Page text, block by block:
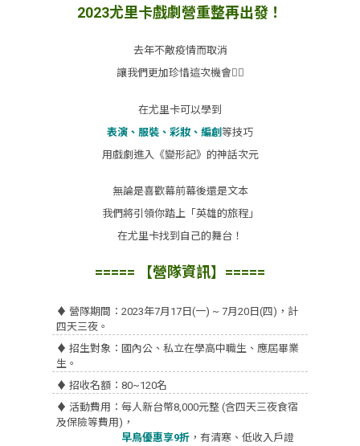
2023尤里卡戲劇營重整再出發！
去年不敵疫情而取消
讓我們更加珍惜這次機會❤️‍🔥
在尤里卡可以學到
表演、服裝、彩妝、編創等技巧
用戲劇進入《變形記》的神話次元
無論是喜歡幕前幕後還是文本
我們將引領你踏上「英雄的旅程」
在尤里卡找到自己的舞台！
===== 【營隊資訊】=====
♦ 營隊期間：2023年7月17日(一) ~ 7月20日(四)，計
四天三夜。
♦ 招生對象：國內公、私立在學高中職生、應屆畢業
生。
♦ 招收名額：80~120名
♦ 活動費用：每人新台幣8,000元整 (含四天三夜食宿
及保險等費用)，
早鳥優惠享9折 ，有清寒、低收入戶證